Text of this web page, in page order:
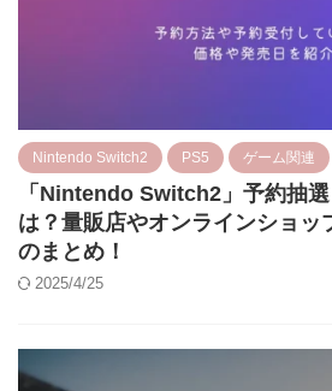
Nintendo Switch2 PS5 ゲーム関連
「Nintendo Switch2」予約抽
は？量販店やオンラインショッ
のまとめ！
2025/4/25